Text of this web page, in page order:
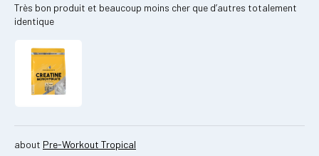
Très bon produit et beaucoup moins cher que d’autres totalement
identique
Pre‑Workout Tropical